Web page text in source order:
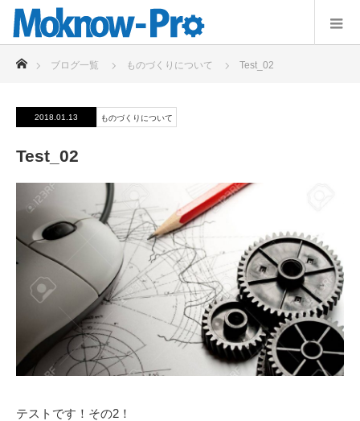
ブログ一覧 ものづくりについて Test_02
2018.01.13 ものづくりについて
Test_02
テストです！その2！